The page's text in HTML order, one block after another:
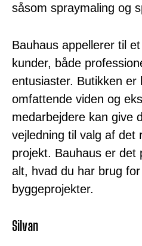
såsom spraymaling og
Bauhaus appellerer til
kunder, både
entusiaster. Butikken er
omfattende viden og
medarbejdere kan give
vejledning til valg af det
projekt. Bauhaus er det
alt, hvad du har brug
byggeprojekter.
Silvan